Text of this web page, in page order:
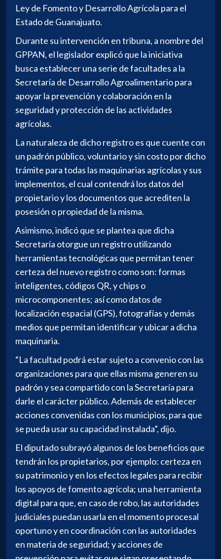
Ley de Fomento y Desarrollo Agrícola para el
Estado de Guanajuato.
Durante su intervención en tribuna, a nombre del
GPPAN, el legislador explicó que la iniciativa
busca establecer una serie de facultades a la
Secretaría de Desarrollo Agroalimentario para
apoyar la prevención y colaboración en la
seguridad y protección de las actividades
agrícolas.
La naturaleza de dicho registro es que cuente con
un padrón público, voluntario y sin costo por dicho
trámite para todas las maquinarias agrícolas y sus
implementos, el cual contendrá los datos del
propietario y los documentos que acrediten la
posesión o propiedad de la misma.
Asimismo, indicó que se plantea que dicha
Secretaría otorgue un registro utilizando
herramientas tecnológicas que permitan tener
certeza del nuevo registro como son: formas
inteligentes, códigos QR, y chips o
microcomponentes; así como datos de
localización espacial (GPS), fotografías y demás
medios que permitan identificar y ubicar a dicha
maquinaria.
“La facultad podrá estar sujeto a convenio con las
organizaciones para que ellas misma generen su
padrón y sea compartido con la Secretaría para
darle el carácter público. Además de establecer
acciones convenidas con los municipios, para que
se pueda usar su capacidad instalada”, dijo.
El diputado subrayó algunos de los beneficios que
tendrán los propietarios, por ejemplo: certeza en
su patrimonio y en los efectos legales para recibir
los apoyos de fomento agrícola; una herramienta
digital para que, en caso de robo, las autoridades
judiciales puedan usarla en el momento procesal
oportuno y en coordinación con las autoridades
en materia de seguridad; y acciones de